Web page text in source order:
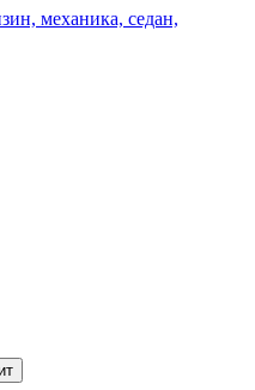
механика, седан,